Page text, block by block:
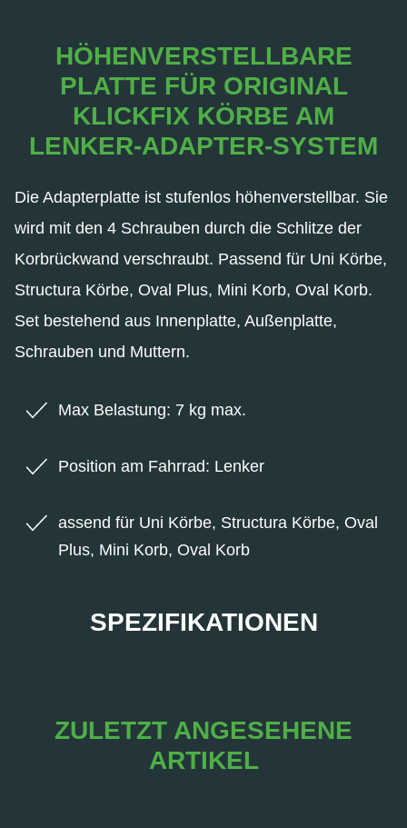
HÖHENVERSTELLBARE
PLATTE FÜR ORIGINAL
KLICKFIX KÖRBE AM
LENKER-ADAPTER-SYSTEM
Die Adapterplatte ist stufenlos höhenverstellbar. Sie
wird mit den 4 Schrauben durch die Schlitze der
Korbrückwand verschraubt. Passend für Uni Körbe,
Structura Körbe, Oval Plus, Mini Korb, Oval Korb.
Set bestehend aus Innenplatte, Außenplatte,
Schrauben und Muttern.
Max Belastung: 7 kg max.
Position am Fahrrad: Lenker
assend für Uni Körbe, Structura Körbe, Oval
Plus, Mini Korb, Oval Korb
SPEZIFIKATIONEN
ZULETZT ANGESEHENE
ARTIKEL